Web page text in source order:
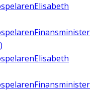
Elisabeth
Finansminister
Elisabeth
Finansminister